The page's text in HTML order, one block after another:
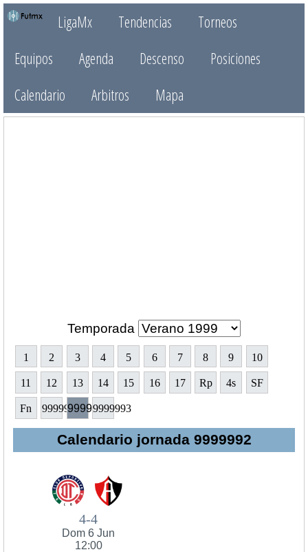
LigaMx Tendencias
Torneos
Equipos
Agenda Descenso
Posiciones
Calendario
Arbitros Mapa
Temporada
1 2 3 4 5 6 7 8 9 10
11 12 13 14 15 16 17 Rp 4s SF
Fn 999999199999929999993
Calendario jornada 9999992
4-4
Dom 6 Jun
12:00